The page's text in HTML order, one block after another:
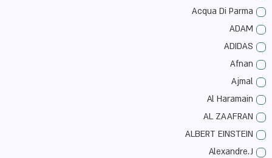
Acqua Di Parma
ADAM
ADIDAS
Afnan
Ajmal
Al Haramain
AL ZAAFRAN
ALBERT EINSTEIN
Alexandre.J